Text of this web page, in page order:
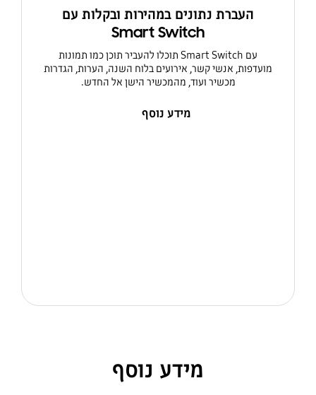
העברת נתונים במהירות ובקלות עם
Smart Switch
עם Smart Switch תוכלו להעביר תוכן כמו תמונות
מועדפות, אנשי קשר, אירועים בלוח השנה, הערות, הגדרות
מכשיר ועוד, מהמכשיר הישן אל החדש.
מידע נוסף
מידע נוסף